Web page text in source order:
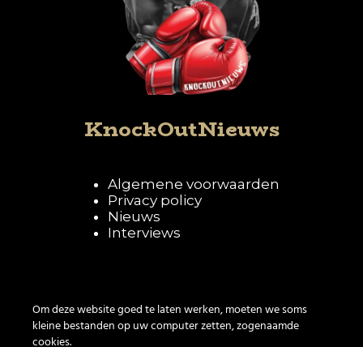
KnockOutNieuws
Algemene voorwaarden
Privacy policy
Nieuws
Interviews
Om deze website goed te laten werken, moeten we soms
kleine bestanden op uw computer zetten, zogenaamde
cookies.